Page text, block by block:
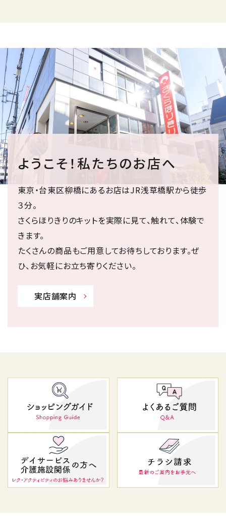
ようこそ！私たちのお店へ
東京・台東区柳橋にあるお店はJR浅草橋駅から徒歩
３分。
さくらほりきりのキットを実際に見て、触れて、体験で
きます。
たくさんの商品もご用意してお待ちしております。ぜ
ひ、お気軽にお立ち寄りください。
実店舗案内